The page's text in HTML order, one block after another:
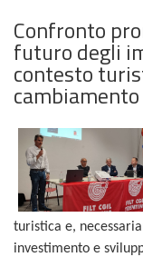
Confronto
futuro degli
contesto
cambiamento
turistica e,
investimento e